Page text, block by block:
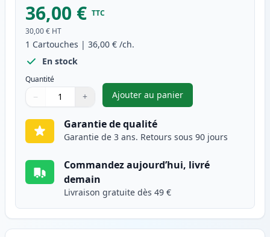
36,00 € TTC
30,00 € HT
1 Cartouches | 36,00 € /ch.
En stock
Quantité
Quantité
Utilisez les boutons pour ajuster
− +
Quantité
Ajouter au panier
,Canon PG-540XL cartouche
Garantie de qualité
Garantie de 3 ans. Retours sous 90 jours
Commandez aujourd’hui, livré
demain
Livraison gratuite dès 49 €